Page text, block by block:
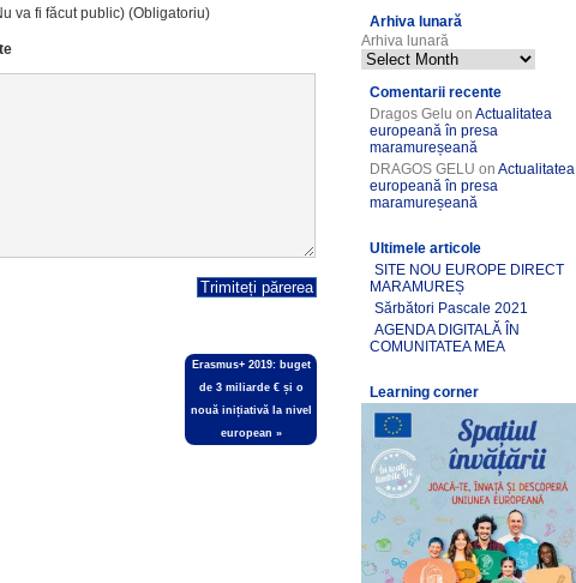
va fi făcut public) (Obligatoriu)
Erasmus+ 2019: buget
de 3 miliarde € și o
nouă inițiativă la nivel
european »
Arhiva lunară
Arhiva lunară
Comentarii recente
Dragos Gelu onActualitatea
europeană în presa
maramureșeană
DRAGOS GELU onActualitatea
europeană în presa
maramureșeană
Ultimele articole
SITE NOU EUROPE DIRECT
MARAMUREȘ
Sărbători Pascale 2021
AGENDA DIGITALĂ ÎN
COMUNITATEA MEA
Learning corner